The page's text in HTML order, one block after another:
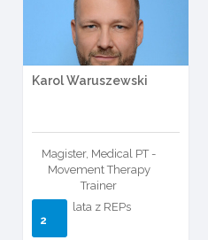
Karol Waruszewski
Magister, Medical PT -
Movement Therapy
Trainer
2
lata z REPs